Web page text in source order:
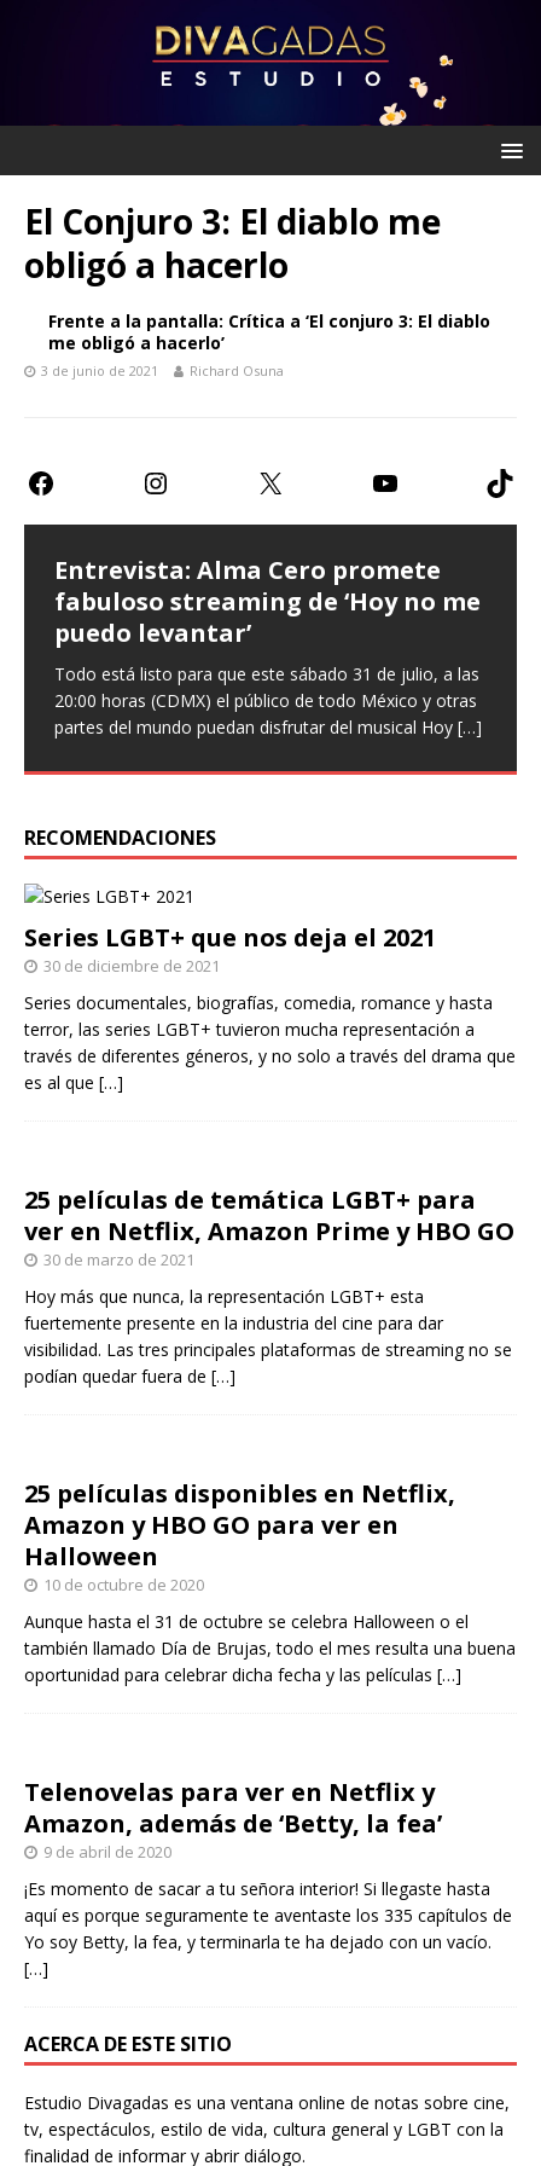
El Conjuro 3: El diablo me
obligó a hacerlo
Frente a la pantalla: Crítica a ‘El conjuro 3: El diablo
me obligó a hacerlo’
3 de junio de 2021 Richard Osuna
Entrevista: Alma Cero promete
fabuloso streaming de ‘Hoy no me
puedo levantar’
Todo está listo para que este sábado 31 de julio, a las
20:00 horas (CDMX) el público de todo México y otras
partes del mundo puedan disfrutar del musical Hoy […]
Entrevista: Paulina Goto expresa
que ‘Nuestro amor es arte’ en
nuevo sencillo
Entrevista Divagadas por Richard Osuna (IG:
@beepbeeprichiemx)Fotografías: Cortesía Nuestro
amor es arte es el nuevo sencillo de Paulina Goto en la
Teatro CDMX: Prometen risas con
‘Infieles’, una obra llena de
enredos
Este miércoles llega una nueva función de la comedia
teatral Infieles, historia que promete Chapu Garza, uno
de los actores que forman parte de la obra, identificará
RECOMENDACIONES
Series LGBT+ que nos deja el 2021
30 de diciembre de 2021
Series documentales, biografías, comedia, romance y hasta
terror, las series LGBT+ tuvieron mucha representación a
través de diferentes géneros, y no solo a través del drama que
es al que […]
25 películas de temática LGBT+ para
ver en Netflix, Amazon Prime y HBO GO
30 de marzo de 2021
Hoy más que nunca, la representación LGBT+ esta
fuertemente presente en la industria del cine para dar
visibilidad. Las tres principales plataformas de streaming no se
podían quedar fuera de […]
25 películas disponibles en Netflix,
Amazon y HBO GO para ver en
Halloween
10 de octubre de 2020
Aunque hasta el 31 de octubre se celebra Halloween o el
también llamado Día de Brujas, todo el mes resulta una buena
oportunidad para celebrar dicha fecha y las películas […]
Telenovelas para ver en Netflix y
Amazon, además de ‘Betty, la fea’
9 de abril de 2020
¡Es momento de sacar a tu señora interior! Si llegaste hasta
aquí es porque seguramente te aventaste los 335 capítulos de
Yo soy Betty, la fea, y terminarla te ha dejado con un vacío.
[…]
ACERCA DE ESTE SITIO
Estudio Divagadas es una ventana online de notas sobre cine,
tv, espectáculos, estilo de vida, cultura general y LGBT con la
finalidad de informar y abrir diálogo.